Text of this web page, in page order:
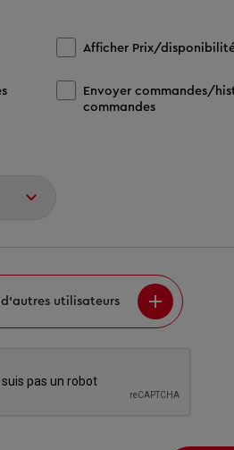
Afficher Prix/
Envoyer commandes/
commandes
utilisateurs